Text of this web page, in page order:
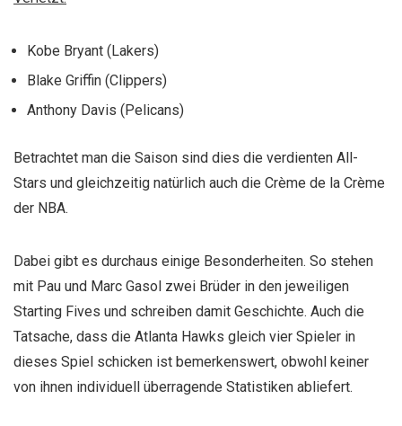
Kobe Bryant (Lakers)
Blake Griffin (Clippers)
Anthony Davis (Pelicans)
Betrachtet man die Saison sind dies die verdienten All-
Stars und gleichzeitig natürlich auch die Crème de la Crème
der NBA.
Dabei gibt es durchaus einige Besonderheiten. So stehen
mit Pau und Marc Gasol zwei Brüder in den jeweiligen
Starting Fives und schreiben damit Geschichte. Auch die
Tatsache, dass die Atlanta Hawks gleich vier Spieler in
dieses Spiel schicken ist bemerkenswert, obwohl keiner
von ihnen individuell überragende Statistiken abliefert.